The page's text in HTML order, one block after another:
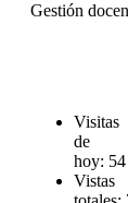
Gestión
Visitas
de
hoy: 54
Vistas